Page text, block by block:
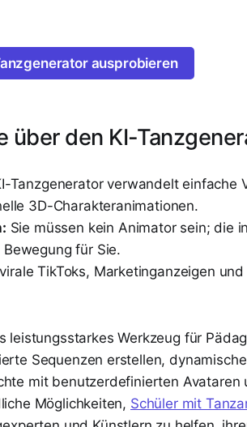
ausprobieren
über den KI-
Tanzgenerator verwandelt einfache
3D-Charakteranimationen.
Sie müssen kein Animator sein; die
für Sie.
TikToks, Marketinganzeigen
leistungsstarkes Werkzeug für
Sequenzen erstellen,
mit benutzerdefinierten Avataren
Möglichkeiten, Schüler mit